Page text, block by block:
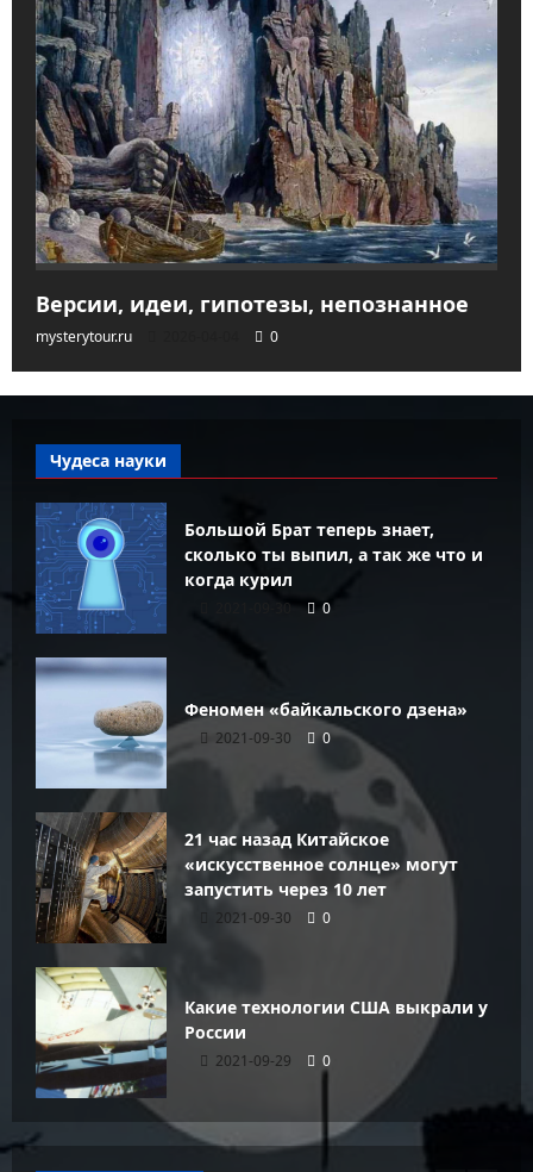
Версии, идеи, гипотезы, непознанное
mysterytour.ru 0
Чудеса науки
Большой Брат теперь знает,
сколько ты выпил, а так же что и
когда курил
2021-09-30 0
Феномен «байкальского дзена»
2021-09-30 0
21 час назад Китайское
«искусственное солнце» могут
запустить через 10 лет
2021-09-30 0
Какие технологии США выкрали у
России
2021-09-29 0